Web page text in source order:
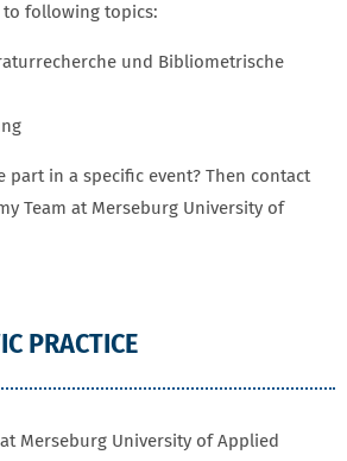
following topics:
und Bibliometrische
part in a specific event? Then contact
Team at Merseburg University of
PRAXIS (GWP)
PRACTICE
Merseburg University of Applied